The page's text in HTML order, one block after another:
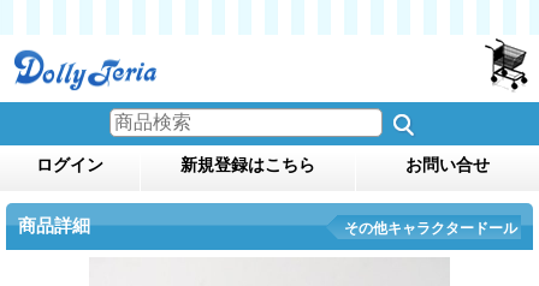
ログイン 新規登録はこちら お問い合せ
商品詳細 その他キャラクタードール